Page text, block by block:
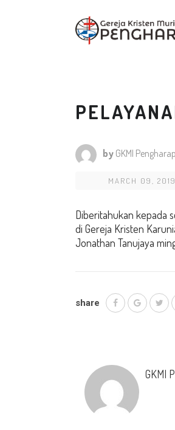
by GKMI
MARCH 09, 2019
Diberitahukan kepada
di Gereja Kristen
Jonathan Tanujaya
share
GKMI